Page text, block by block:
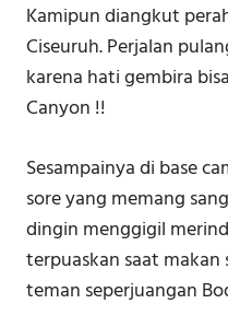
Kamipun diangkut
Ciseuruh. Perjalan
karena hati gembira
Canyon !!
Sesampainya di base
sore yang memang
dingin menggigil
terpuaskan saat
teman seperjuangan